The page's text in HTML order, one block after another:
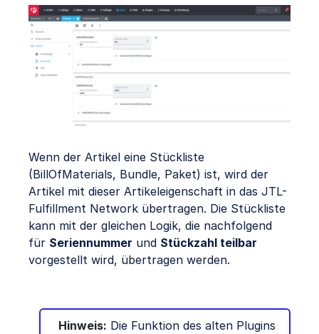
Wenn der Artikel eine Stückliste
(BillOfMaterials, Bundle, Paket) ist, wird der
Artikel mit dieser Artikeleigenschaft in das JTL-
Fulfillment Network übertragen. Die Stückliste
kann mit der gleichen Logik, die nachfolgend
für Seriennummer und Stückzahl teilbar
vorgestellt wird, übertragen werden.
Hinweis: Die Funktion des alten Plugins